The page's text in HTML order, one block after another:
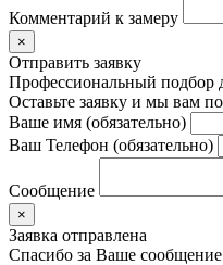
Комментарий к замеру
×
Отправить заявку
Профессиональный подбор
Оставьте заявку и мы вам
Ваше имя (обязательно)
Ваш Телефон (обязательно)
Сообщение
×
Заявка отправлена
Спасибо за Ваше